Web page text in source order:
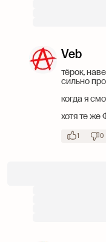
Veb
тёрок,
сильно
когда я
хотя те
1 0